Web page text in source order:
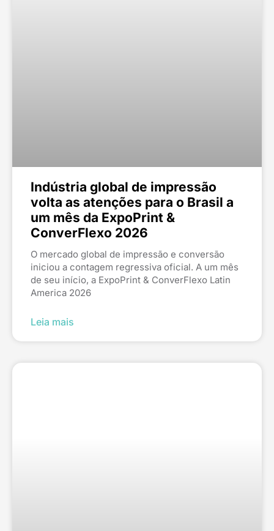
Indústria global de impressão
volta as atenções para o Brasil a
um mês da ExpoPrint &
ConverFlexo 2026
O mercado global de impressão e conversão
iniciou a contagem regressiva oficial. A um mês
de seu início, a ExpoPrint & ConverFlexo Latin
America 2026
Leia mais